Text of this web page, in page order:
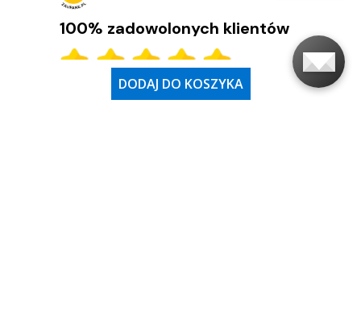
DODAJ DO KOSZYKA
najważniejsze funkcje, różnice i wybierz model dla siebie.
CZYTAJ DALEJ
100% zadowolonych klientów
(Based on 36184 Reviews)